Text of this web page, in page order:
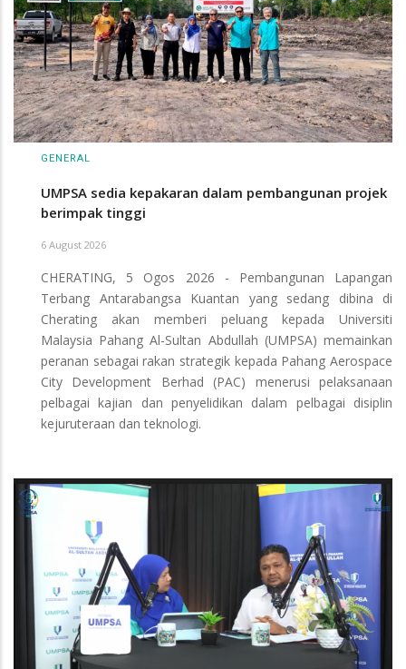
GENERAL
UMPSA sedia kepakaran dalam pembangunan projek
berimpak tinggi
6 August 2026
CHERATING, 5 Ogos 2026 - Pembangunan Lapangan
Terbang Antarabangsa Kuantan yang sedang dibina di
Cherating akan memberi peluang kepada Universiti
Malaysia Pahang Al-Sultan Abdullah (UMPSA) memainkan
peranan sebagai rakan strategik kepada Pahang Aerospace
City Development Berhad (PAC) menerusi pelaksanaan
pelbagai kajian dan penyelidikan dalam pelbagai disiplin
kejuruteraan dan teknologi.